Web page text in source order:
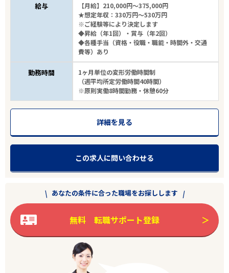
給与
【月給】210,000円～375,000円
★想定年収：330万円～530万円
※ご経験等により決定します
◆昇給（年1回）・賞与（年2回）
◆各種手当（資格・役職・職能・時間外・交通
費等）あり
勤務時間
1ヶ月単位の変形労働時間制
（週平均所定労働時間40時間）
※原則実働8時間勤務・休憩60分
詳細を見る
この求人に問い合わせる
あなたの条件に合った職場をお探しします
無料 転職サポート登録